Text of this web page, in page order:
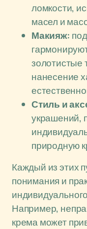
ломкости,
масел и
Макияж:
золотистые
нанесение
Стиль и
украшений,
природную
Каждый из этих
понимания и
Например,
крема может